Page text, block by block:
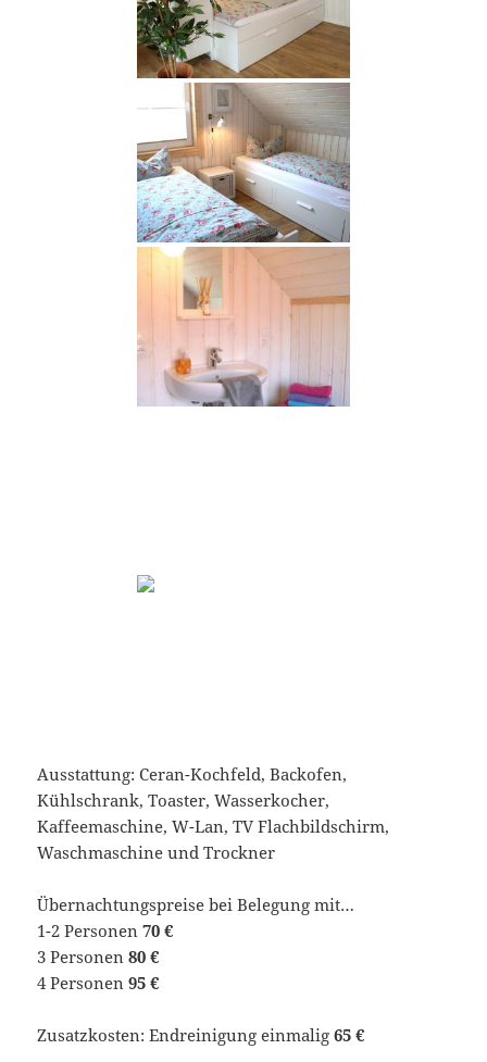
Ausstattung: Ceran-Kochfeld, Backofen,
Kühlschrank, Toaster, Wasserkocher,
Kaffeemaschine, W-Lan, TV Flachbildschirm,
Waschmaschine und Trockner
Übernachtungspreise bei Belegung mit…
1-2 Personen70 €
3 Personen80 €
4 Personen95 €
Zusatzkosten: Endreinigung einmalig65 €